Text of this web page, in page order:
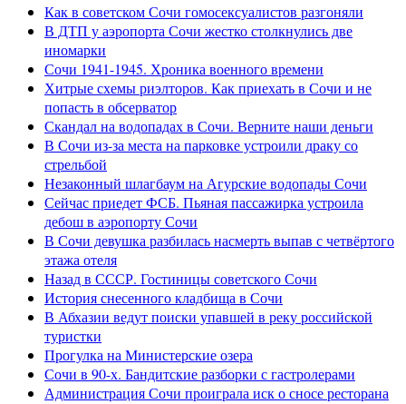
Как в советском Сочи гомосексуалистов разгоняли
В ДТП у аэропорта Сочи жестко столкнулись две
иномарки
Сочи 1941-1945. Хроника военного времени
Хитрые схемы риэлторов. Как приехать в Сочи и не
попасть в обсерватор
Скандал на водопадах в Сочи. Верните наши деньги
В Сочи из-за места на парковке устроили драку со
стрельбой
Незаконный шлагбаум на Агурские водопады Сочи
Сейчас приедет ФСБ. Пьяная пассажирка устроила
дебош в аэропорту Сочи
В Сочи девушка разбилась насмерть выпав с четвёртого
этажа отеля
Назад в СССР. Гостиницы советского Сочи
История снесенного кладбища в Сочи
В Абхазии ведут поиски упавшей в реку российской
туристки
Прогулка на Министерские озера
Сочи в 90-х. Бандитские разборки с гастролерами
Администрация Сочи проиграла иск о сносе ресторана